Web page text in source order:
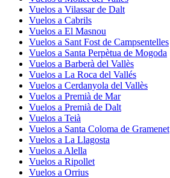
Vuelos a Vilassar de Dalt
Vuelos a Cabrils
Vuelos a El Masnou
Vuelos a Sant Fost de Campsentelles
Vuelos a Santa Perpètua de Mogoda
Vuelos a Barberà del Vallès
Vuelos a La Roca del Vallés
Vuelos a Cerdanyola del Vallès
Vuelos a Premià de Mar
Vuelos a Premià de Dalt
Vuelos a Teià
Vuelos a Santa Coloma de Gramenet
Vuelos a La Llagosta
Vuelos a Alella
Vuelos a Ripollet
Vuelos a Orrius